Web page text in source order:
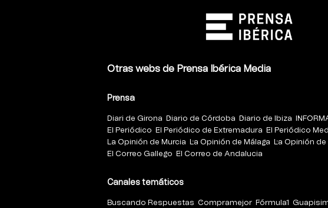
Otras webs de Prensa Ibérica Media
Prensa
Diari de Girona Diario de Córdoba Diario de Ibiza
El Periódico
El Periódico de Extremadura El Periódico
La Opinión de Murcia
La Opinión de Málaga La Opinión
El Correo Gallego
El Correo de Andalucia
Canales temáticos
Buscando Respuestas Compramejor Fórmula1